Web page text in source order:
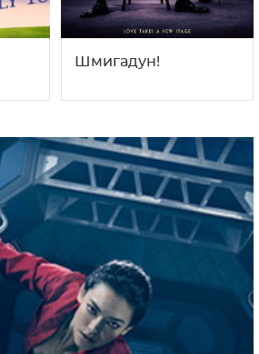
Шмигадун!